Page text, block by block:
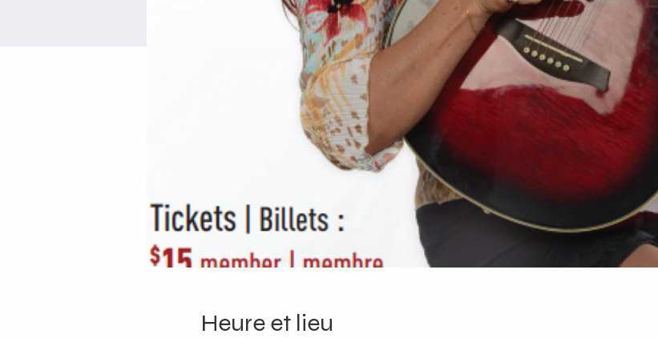
Heure et lieu